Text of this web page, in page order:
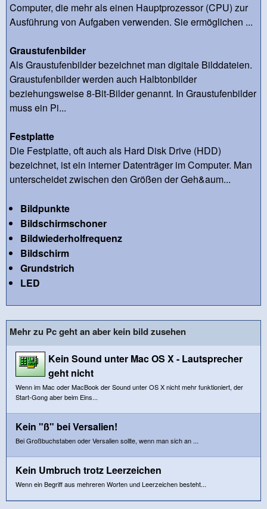
Computer, die mehr als einen Hauptprozessor (CPU) zur
Ausführung von Aufgaben verwenden. Sie ermöglichen ...
Graustufenbilder
Als Graustufenbilder bezeichnet man digitale Bilddateien.
Graustufenbilder werden auch Halbtonbilder
beziehungsweise 8-Bit-Bilder genannt. In Graustufenbilder
muss ein Pi...
Festplatte
Die Festplatte, oft auch als Hard Disk Drive (HDD)
bezeichnet, ist ein interner Datenträger im Computer. Man
unterscheidet zwischen den Größen der Geh&aum...
Bildpunkte
Bildschirmschoner
Bildwiederholfrequenz
Bildschirm
Grundstrich
LED
Mehr zu Pc geht an aber kein bild zusehen
Kein Sound unter Mac OS X - Lautsprecher
geht nicht
Wenn im Mac oder MacBook der Sound unter OS X nicht mehr funktioniert, der
Start-Gong aber beim Eins...
Kein "ß" bei Versalien!
Bei Großbuchstaben oder Versalien sollte, wenn man sich an ...
Kein Umbruch trotz Leerzeichen
Wenn ein Begriff aus mehreren Worten und Leerzeichen besteht...